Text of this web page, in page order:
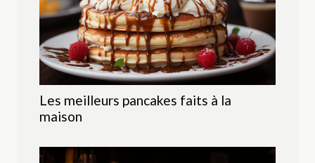
Les meilleurs pancakes faits à la
maison